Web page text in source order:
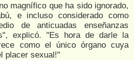
magnífico que ha sido ignorado,
e incluso considerado como
de anticuadas enseñanzas
explicó. "Es hora de darle la
como el único órgano cuya
placer sexual!"